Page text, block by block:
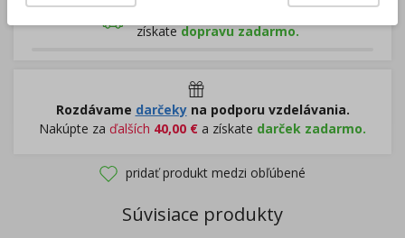
Pri nákupe za 49.00€
získatedopravu zadarmo.
Rozdávame darčeky na podporu vzdelávania.
Nakúpte za ďalších 40,00 € a získate darček zadarmo.
pridať produkt medzi obľúbené
Súvisiace produkty